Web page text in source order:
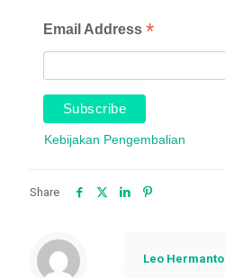
Email Address*
Kebijakan Pengembalian
Share
Leo Hermanto